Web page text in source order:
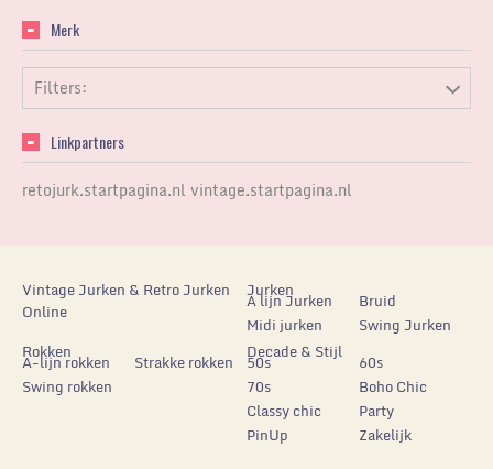
Merk
Filters:
Linkpartners
retojurk.startpagina.nl vintage.startpagina.nl
Vintage Jurken & Retro Jurken
Online
Jurken
A lijn Jurken
Bruid
Midi jurken
Swing Jurken
Rokken
A-lijn rokken
Strakke rokken
Swing rokken
Decade & Stijl
50s
60s
70s
Boho Chic
Classy chic
Party
PinUp
Zakelijk